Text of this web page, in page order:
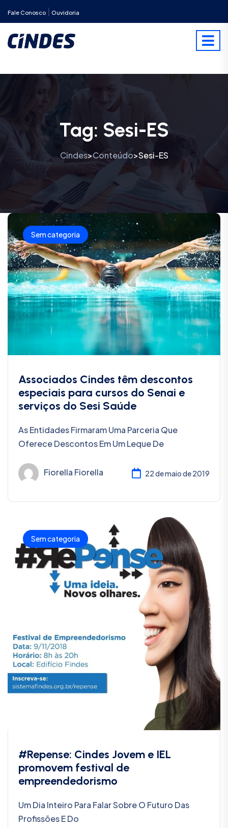
Fale Conosco Ouvidoria
Tag: Sesi-ES
Cindes>Conteúdo>Sesi-ES
Sem categoria
Associados Cindes têm descontos
especiais para cursos do Senai e
serviços do Sesi Saúde
As Entidades Firmaram Uma Parceria Que
Oferece Descontos Em Um Leque De
Fiorella Fiorella 22 de maio de 2019
Sem categoria
#Repense: Cindes Jovem e IEL
promovem festival de
empreendedorismo
Um Dia Inteiro Para Falar Sobre O Futuro Das
Profissões E Do